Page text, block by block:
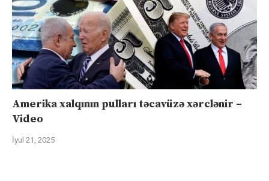
Amerika xalqının pulları təcavüzə xərclənir –
Video
İyul 21, 2025